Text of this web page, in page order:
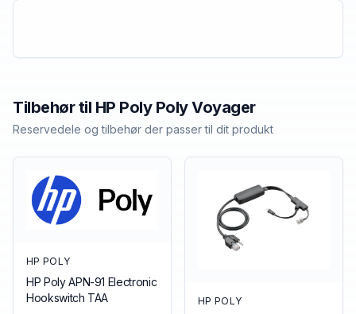
Tilbehør til HP Poly Poly Voyager
Reservedele og tilbehør der passer til dit produkt
HP POLY
HP Poly APN-91 Electronic
Hookswitch TAA
HP POLY